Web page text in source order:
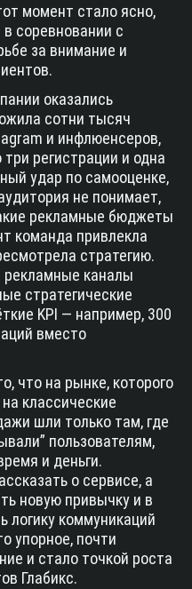
момент стало ясно,
соревновании с
за внимание и
оказались
сотни тысяч
и инфлюенсеров,
регистрации и одна
удар по самооценке,
не понимает,
рекламные бюджеты
команда привлекла
стратегию.
рекламные каналы
стратегические
KPI — например, 300
вместо
что на рынке, которого
классические
шли только там, где
пользователям,
и деньги.
о сервисе, а
новую привычку и в
логику коммуникаций
упорное, почти
и стало точкой роста
Глабикс.